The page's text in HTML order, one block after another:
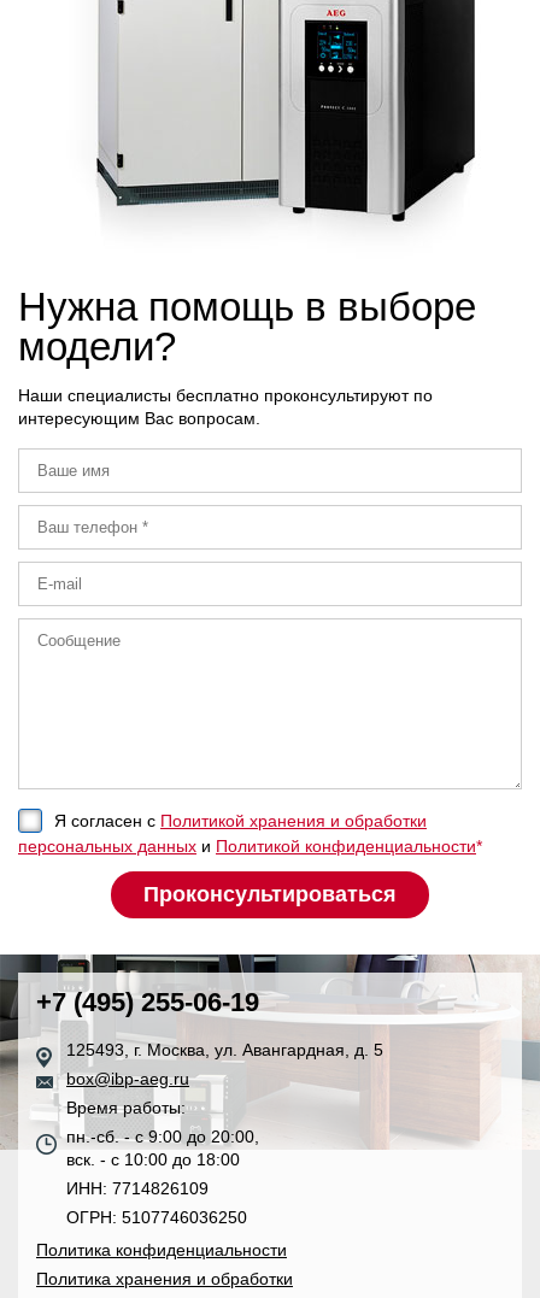
Нужна помощь в выборе
модели?
Наши специалисты бесплатно проконсультируют по
интересующим Вас вопросам.
Я согласен с Политикой хранения и обработки
персональных данных и Политикой конфиденциальности*
+7 (495) 255-06-19
125493, г. Москва, ул. Авангардная, д. 5
box@ibp-aeg.ru
Время работы:
пн.-сб. - с 9:00 до 20:00,
вск. - с 10:00 до 18:00
ИНН: 7714826109
ОГРН: 5107746036250
Политика конфиденциальности
Политика хранения и обработки